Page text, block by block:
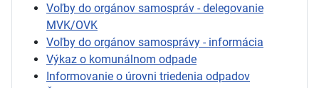
Voľby do orgánov samospráv - delegovanie
MVK/OVK
Voľby do orgánov samosprávy - informácia
Výkaz o komunálnom odpade
Informovanie o úrovni triedenia odpadov